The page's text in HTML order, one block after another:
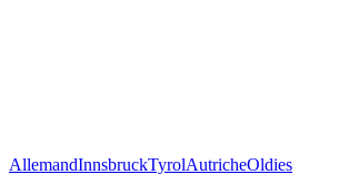
AllemandInnsbruckTyrolAutricheOldies